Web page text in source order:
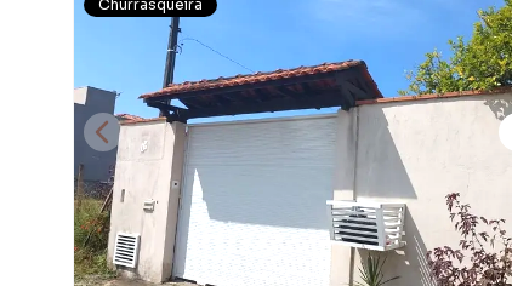
Churrasqueira